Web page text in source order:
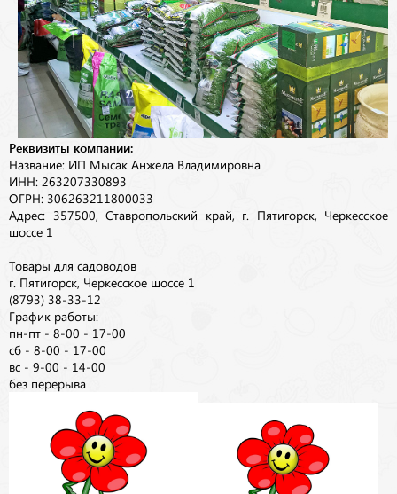
Реквизиты компании:
Название: ИП Мысак Анжела Владимировна
ИНН: 263207330893
ОГРН: 306263211800033
Адрес: 357500, Ставропольский край, г. Пятигорск, Черкесское
шоссе 1
Товары для садоводов
г. Пятигорск, Черкесское шоссе 1
(8793) 38-33-12
График работы:
пн-пт - 8-00 - 17-00
сб - 8-00 - 17-00
вс - 9-00 - 14-00
без перерыва